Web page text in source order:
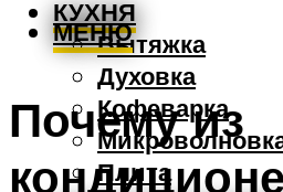
КУХНЯ
Вытяжка
Духовка
Кофеварка
Плита
МЕНЮ
Почему из